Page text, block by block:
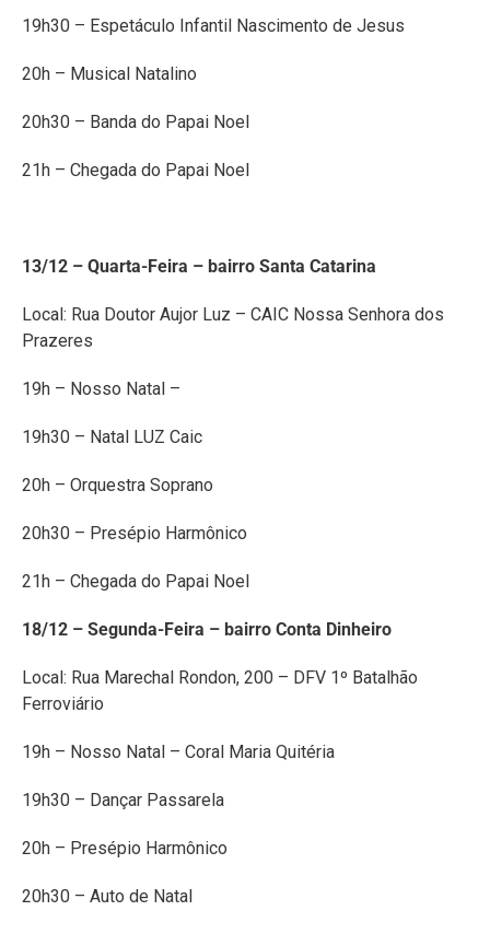
19h30 – Espetáculo Infantil Nascimento de Jesus
20h – Musical Natalino
20h30 – Banda do Papai Noel
21h – Chegada do Papai Noel
13/12 – Quarta-Feira – bairro Santa Catarina
Local: Rua Doutor Aujor Luz – CAIC Nossa Senhora dos
Prazeres
19h – Nosso Natal –
19h30 – Natal LUZ Caic
20h – Orquestra Soprano
20h30 – Presépio Harmônico
21h – Chegada do Papai Noel
18/12 – Segunda-Feira – bairro Conta Dinheiro
Local: Rua Marechal Rondon, 200 – DFV 1º Batalhão
Ferroviário
19h – Nosso Natal – Coral Maria Quitéria
19h30 – Dançar Passarela
20h – Presépio Harmônico
20h30 – Auto de Natal